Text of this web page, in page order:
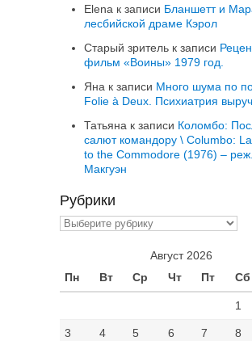
Elena к записи Бланшетт и
лесбийской драме Кэрол
Старый зритель к записи
фильм «Воины» 1979 год.
Яна к записи Много шума по
Folie à Deux. Психиатрия
Татьяна к записи Коломбо:
салют командору \ Columbo:
to the Commodore (1976) –
Макгуэн
Рубрики
Рубрики
Август 2026
Пн
Вт Ср Чт Пт Сб
1
3 4 5 6 7 8